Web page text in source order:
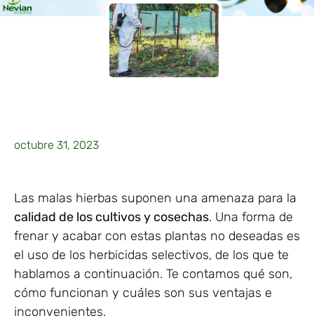
octubre 31, 2023
Las malas hierbas suponen una amenaza para la
calidad de los cultivos y cosechas. Una forma de
frenar y acabar con estas plantas no deseadas es
el uso de los herbicidas selectivos, de los que te
hablamos a continuación. Te contamos qué son,
cómo funcionan y cuáles son sus ventajas e
inconvenientes.